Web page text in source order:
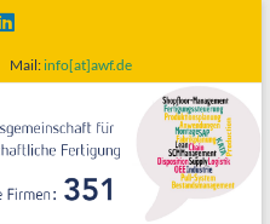
Mail:info[at]awf.de